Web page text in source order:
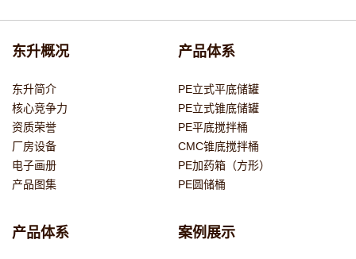
东升概况
东升简介
核心竞争力
资质荣誉
厂房设备
电子画册
产品图集
产品体系
PE立式平底储罐
PE立式锥底储罐
PE平底搅拌桶
CMC锥底搅拌桶
PE加药箱（方形）
PE圆储桶
产品体系 案例展示